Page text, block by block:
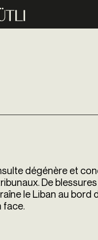
dégénère et
De
le Liban au bord
face.